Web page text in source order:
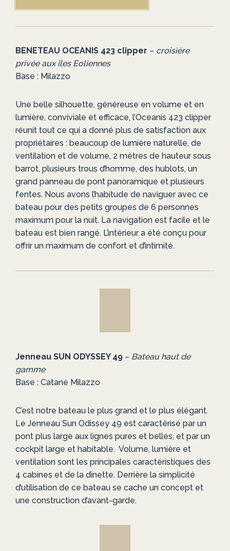
BENETEAU OCEANIS 423 clipper – croisière
privée aux îles Eoliennes
Base : Milazzo
Une belle silhouette, généreuse en volume et en
lumière, conviviale et efficace, l’Oceanis 423 clipper
réunit tout ce qui a donné plus de satisfaction aux
propriétaires : beaucoup de lumière naturelle, de
ventilation et de volume, 2 mètres de hauteur sous
barrot, plusieurs trous d’homme, des hublots, un
grand panneau de pont panoramique et plusieurs
fentes. Nous avons l’habitude de naviguer avec ce
bateau pour des petits groupes de 6 personnes
maximum pour la nuit. La navigation est facile et le
bateau est bien rangé. L’intérieur a été conçu pour
offrir un maximum de confort et d’intimité.
Jenneau SUN ODYSSEY 49 – Bateau haut de
gamme
Base : Catane Milazzo
C’est notre bateau le plus grand et le plus élégant.
Le Jenneau Sun Odissey 49 est caractérisé par un
pont plus large aux lignes pures et belles, et par un
cockpit large et habitable. Volume, lumière et
ventilation sont les principales caractéristiques des
4 cabines et de la dînette. Derrière la simplicité
d’utilisation de ce bateau se cache un concept et
une construction d’avant-garde.